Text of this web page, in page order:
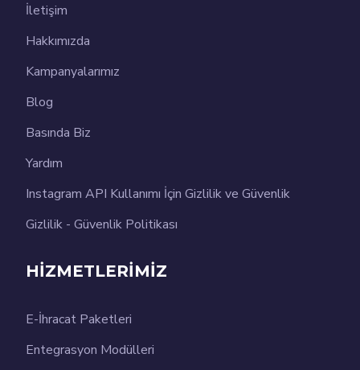
İletişim
Hakkımızda
Kampanyalarımız
Blog
Basında Biz
Yardım
Instagram API Kullanımı İçin Gizlilik ve Güvenlik
Gizlilik - Güvenlik Politikası
HİZMETLERİMİZ
E-İhracat Paketleri
Entegrasyon Modülleri